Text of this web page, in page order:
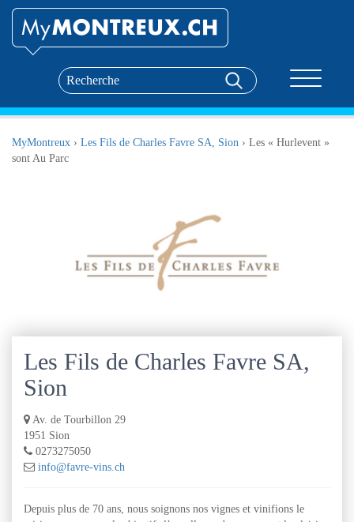
MyMontreux › Les Fils de Charles Favre SA, Sion › Les « Hurlevent »
sont Au Parc
Les Fils de Charles Favre SA,
Sion
Av. de Tourbillon 29
1951 Sion
0273275050
info@favre-vins.ch
Depuis plus de 70 ans, nous soignons nos vignes et vinifions le